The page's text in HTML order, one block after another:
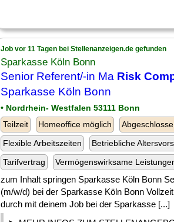
Job vor 11 Tagen bei Stellenanzeigen.de gefunden
Sparkasse Köln Bonn
Senior Referent/-in Ma Risk
Sparkasse Köln Bonn
• Nordrhein- Westfalen 53111 Bonn
Teilzeit
Homeoffice möglich
Flexible Arbeitszeiten
Betriebliche
Tarifvertrag
Vermögenswirksame
zum Inhalt springen Sparkasse Köln Bonn
(m/w/d) bei der Sparkasse Köln Bonn
durch mit deinem Job bei der Sparkasse [...]